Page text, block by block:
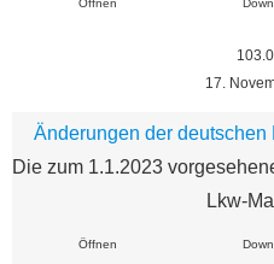
Öffnen
17.
Änderungen der
Die zum 1.1.2023
Lkw-
Öffnen